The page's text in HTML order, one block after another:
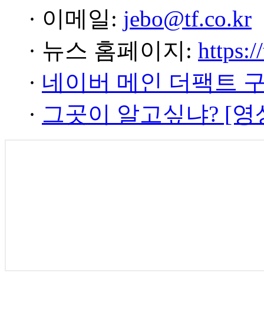
· 이메일: jebo@tf.co.kr
· 뉴스 홈페이지:
· 네이버 메인 더팩트
· 그곳이 알고싶냐? [